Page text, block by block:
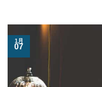
07
1月